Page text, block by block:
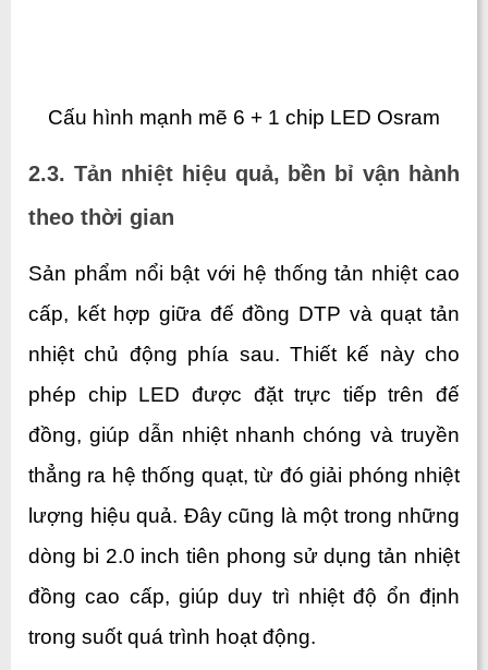
Cấu hình mạnh mẽ 6 + 1 chip LED Osram
2.3. Tản nhiệt hiệu quả, bền bỉ vận hành
theo thời gian
Sản phẩm nổi bật với hệ thống tản nhiệt cao
cấp, kết hợp giữa đế đồng DTP và quạt tản
nhiệt chủ động phía sau. Thiết kế này cho
phép chip LED được đặt trực tiếp trên đế
đồng, giúp dẫn nhiệt nhanh chóng và truyền
thẳng ra hệ thống quạt, từ đó giải phóng nhiệt
lượng hiệu quả. Đây cũng là một trong những
dòng bi 2.0 inch tiên phong sử dụng tản nhiệt
đồng cao cấp, giúp duy trì nhiệt độ ổn định
trong suốt quá trình hoạt động.